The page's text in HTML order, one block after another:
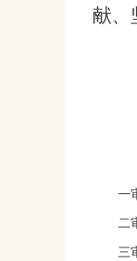
献、
一
二
三